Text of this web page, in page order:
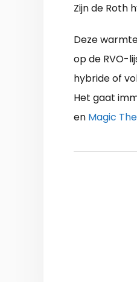
Zijn de Roth
Deze
op de RVO-
hybride of
Het gaat
en Magic